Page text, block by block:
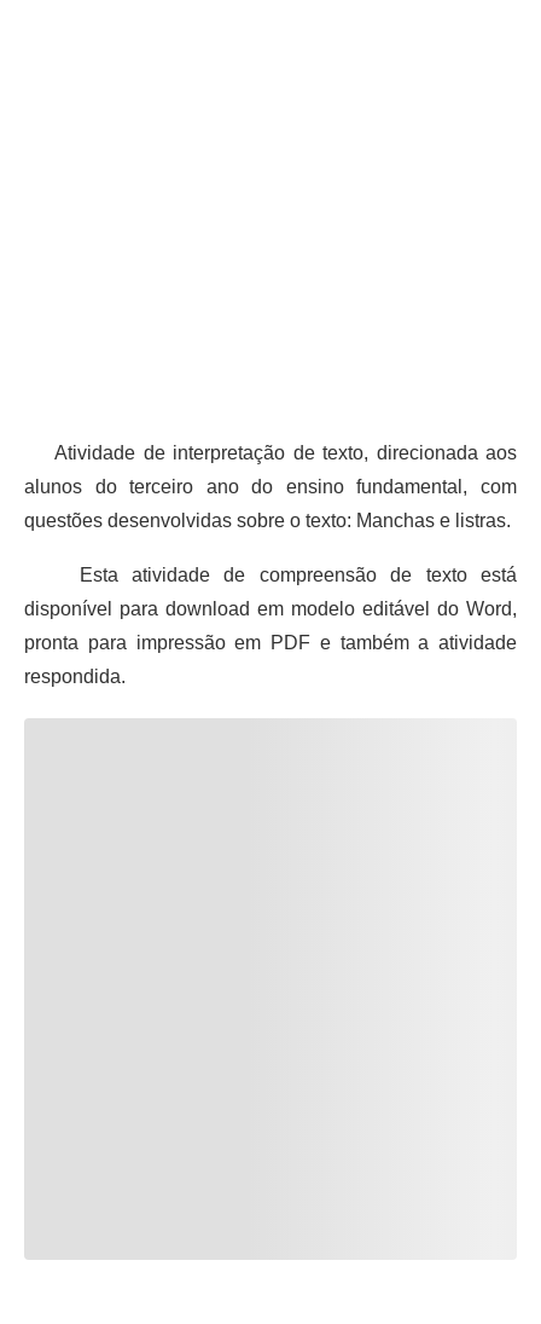
Atividade de interpretação de texto, direcionada aos
alunos do terceiro ano do ensino fundamental, com
questões desenvolvidas sobre o texto: Manchas e listras.
Esta atividade de compreensão de texto está
disponível para download em modelo editável do Word,
pronta para impressão em PDF e também a atividade
respondida.